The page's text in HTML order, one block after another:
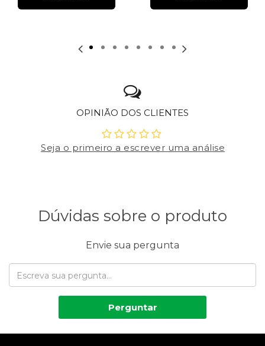
OPINIÃO DOS CLIENTES
Seja o primeiro a escrever uma análise
Dúvidas sobre o produto
Envie sua pergunta
Perguntar